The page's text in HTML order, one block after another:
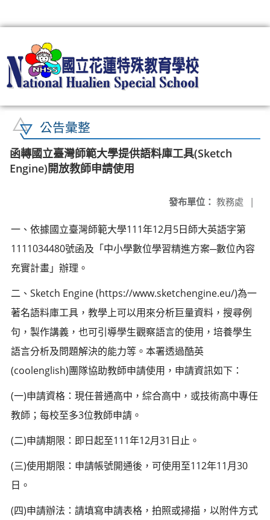
公告彙整
函轉國立臺灣師範大學提供語料庫工具(Sketch
Engine)開放教師申請使用
發布單位： 教務處 |
一、依據國立臺灣師範大學111年12月5日師大英語字第
1111034480號函及「中小學數位學習精進方案─數位內容
充實計畫」辦理。
二、Sketch Engine (https://www.sketchengine.eu/)為一
著名語料庫工具，教學上可以用來分析巨量資料，搜尋例
句，製作講義，也可引導學生觀察語言的使用，培養學生
語言分析及問題解決的能力等。本署透過酷英
(coolenglish)團隊協助教師申請使用，申請資訊如下：
(一)申請資格：現任普通高中，綜合高中，或技術高中專任
教師；每校至多3位教師申請。
(二)申請期限：即日起至111年12月31日止。
(三)使用期限：申請帳號開通後，可使用至112年11月30
日。
(四)申請辦法：請填寫申請表格，拍照或掃描，以附件方式